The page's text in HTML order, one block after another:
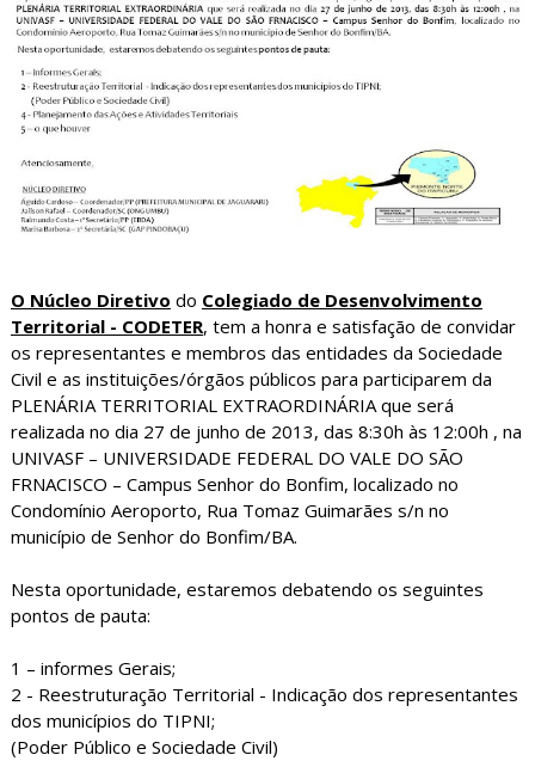
O Núcleo Diretivo do Colegiado de Desenvolvimento
Territorial - CODETER, tem a honra e satisfação de convidar
os representantes e membros das entidades da Sociedade
Civil e as instituições/órgãos públicos para participarem da
PLENÁRIA TERRITORIAL EXTRAORDINÁRIA que será
realizada no dia 27 de junho de 2013, das 8:30h às 12:00h , na
UNIVASF – UNIVERSIDADE FEDERAL DO VALE DO SÃO
FRNACISCO – Campus Senhor do Bonfim, localizado no
Condomínio Aeroporto, Rua Tomaz Guimarães s/n no
município de Senhor do Bonfim/BA.
Nesta oportunidade, estaremos debatendo os seguintes
pontos de pauta:
1 – informes Gerais;
2 - Reestruturação Territorial - Indicação dos representantes
dos municípios do TIPNI;
(Poder Público e Sociedade Civil)